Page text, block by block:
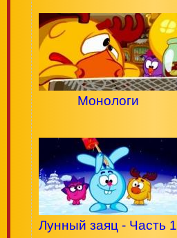
Монологи
Лунный заяц - Часть 1